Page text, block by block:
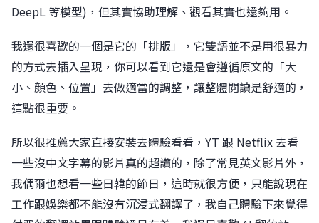
DeepL 等模型)，但其實協助理解、觀看其實也還夠用。
我還很喜歡的一個是它的「排版」，它雙語並不是用很暴力
的方式去插入呈現，你可以看到它還是會遵循原文的「大
小、顏色、位置」去做適當的調整，讓整體閱讀是舒適的，
這點很重要。
所以很推薦大家直接安裝去體驗看看，YT 跟 Netflix 去看
一些沒中文字幕的影片真的超讚的，除了常見英文影片外，
我偶爾也想看一些日韓的節日，這時就很方便，只能說現在
工作跟娛樂都不能沒有沉浸式翻譯了，我自己體驗下來覺得